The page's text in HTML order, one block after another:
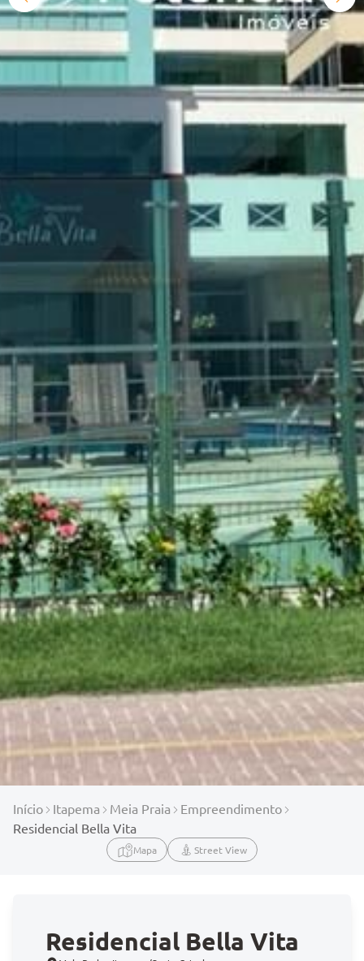
Início Itapema Meia Praia
Empreendimento
Residencial Bella Vita
Mapa Street View
Residencial Bella Vita